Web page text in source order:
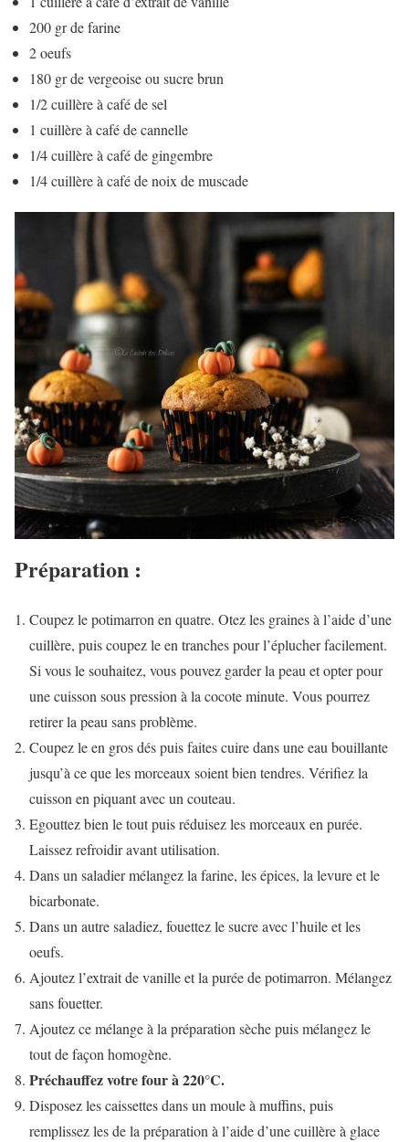
200 gr de farine
2 oeufs
180 gr de vergeoise ou sucre brun
1/2 cuillère à café de sel
1 cuillère à café de cannelle
1/4 cuillère à café de gingembre
1/4 cuillère à café de noix de muscade
Préparation :
Coupez le potimarron en quatre. Otez les graines à l’aide d’une
cuillère, puis coupez le en tranches pour l’éplucher facilement.
Si vous le souhaitez, vous pouvez garder la peau et opter pour
une cuisson sous pression à la cocote minute. Vous pourrez
retirer la peau sans problème.
Coupez le en gros dés puis faites cuire dans une eau bouillante
jusqu’à ce que les morceaux soient bien tendres. Vérifiez la
cuisson en piquant avec un couteau.
Egouttez bien le tout puis réduisez les morceaux en purée.
Laissez refroidir avant utilisation.
Dans un saladier mélangez la farine, les épices, la levure et le
bicarbonate.
Dans un autre saladiez, fouettez le sucre avec l’huile et les
oeufs.
Ajoutez l’extrait de vanille et la purée de potimarron. Mélangez
sans fouetter.
Ajoutez ce mélange à la préparation sèche puis mélangez le
tout de façon homogène.
Préchauffez votre four à 220°C.
Disposez les caissettes dans un moule à muffins, puis
remplissez les de la préparation à l’aide d’une cuillère à glace